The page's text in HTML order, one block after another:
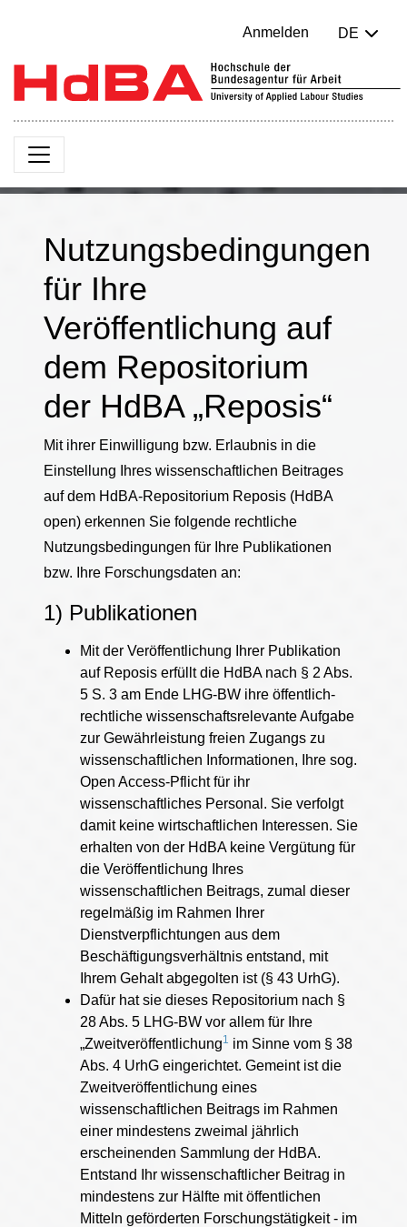
Anmelden DE
Nutzungsbedingungen
für Ihre
Veröffentlichung auf
dem Repositorium
der HdBA „Reposis“
Mit ihrer Einwilligung bzw. Erlaubnis in die
Einstellung Ihres wissenschaftlichen Beitrages
auf dem HdBA-Repositorium Reposis (HdBA
open) erkennen Sie folgende rechtliche
Nutzungsbedingungen für Ihre Publikationen
bzw. Ihre Forschungsdaten an:
1) Publikationen
Mit der Veröffentlichung Ihrer Publikation
auf Reposis erfüllt die HdBA nach § 2 Abs.
5 S. 3 am Ende LHG-BW ihre öffentlich-
rechtliche wissenschaftsrelevante Aufgabe
zur Gewährleistung freien Zugangs zu
wissenschaftlichen Informationen, Ihre sog.
Open Access-Pflicht für ihr
wissenschaftliches Personal. Sie verfolgt
damit keine wirtschaftlichen Interessen. Sie
erhalten von der HdBA keine Vergütung für
die Veröffentlichung Ihres
wissenschaftlichen Beitrags, zumal dieser
regelmäßig im Rahmen Ihrer
Dienstverpflichtungen aus dem
Beschäftigungsverhältnis entstand, mit
Ihrem Gehalt abgegolten ist (§ 43 UrhG).
Dafür hat sie dieses Repositorium nach §
28 Abs. 5 LHG-BW vor allem für Ihre
„Zweitveröffentlichung1 im Sinne vom § 38
Abs. 4 UrhG eingerichtet. Gemeint ist die
Zweitveröffentlichung eines
wissenschaftlichen Beitrags im Rahmen
einer mindestens zweimal jährlich
erscheinenden Sammlung der HdBA.
Entstand Ihr wissenschaftlicher Beitrag in
mindestens zur Hälfte mit öffentlichen
Mitteln geförderten Forschungstätigkeit - im